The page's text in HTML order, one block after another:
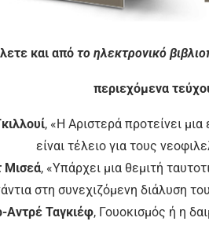
και από το ηλεκτρονικό
περιεχόμενα
, «Η Αριστερά προτείνει
είναι τέλειο για τους
Μισεά, «Υπάρχει μια θεμιτή
στη συνεχιζόμενη διάλυση
Αντρέ Ταγκιέφ, Γουοκισμός ή η